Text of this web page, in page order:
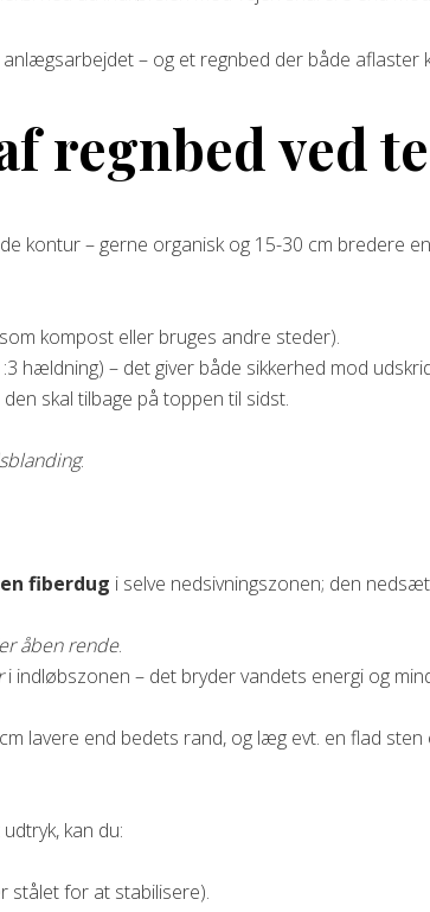
– og et regnbed der både aflaster
ved
kontur – gerne organisk og 15-30 cm bredere
kompost eller bruges andre steder).
hældning) – det giver både sikkerhed mod
skal tilbage på toppen til sidst.
:
fiberdug i selve nedsivningszonen; den
åben rende.
i indløbszonen – det bryder vandets energi og
lavere end bedets rand, og læg evt. en flad
kan du:
stålet for at stabilisere).